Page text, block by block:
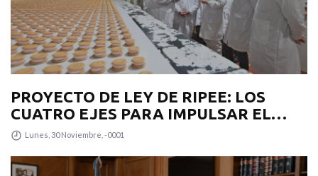
PROYECTO DE LEY DE RIPEE: LOS
CUATRO EJES PARA IMPULSAR EL
DESARROLLO PRODUCTIVO EN LA
Lunes, 30 Noviembre, -0001